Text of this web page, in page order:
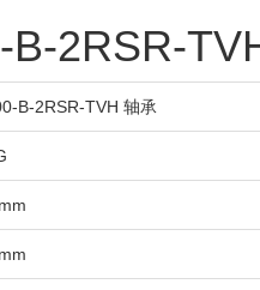
B-2RSR-
B-2RSR-TVH 轴承